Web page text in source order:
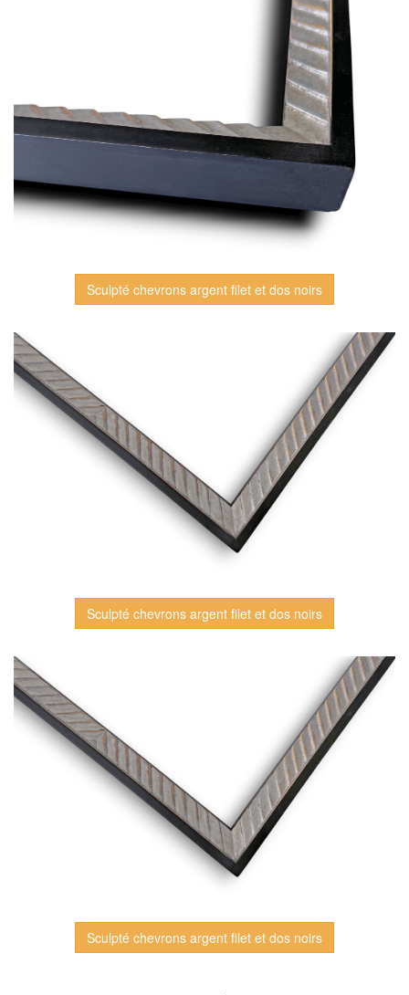
Sculpté chevrons argent filet et dos noirs
Sculpté chevrons argent filet et dos noirs
Sculpté chevrons argent filet et dos noirs